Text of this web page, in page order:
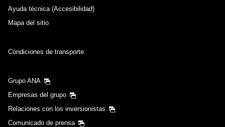
Ayuda técnica (Accesibilidad)
Mapa del sitio
Condiciones de transporte
Grupo ANA
Empresas del grupo
Relaciones con los inversionistas
Comunicado de prensa